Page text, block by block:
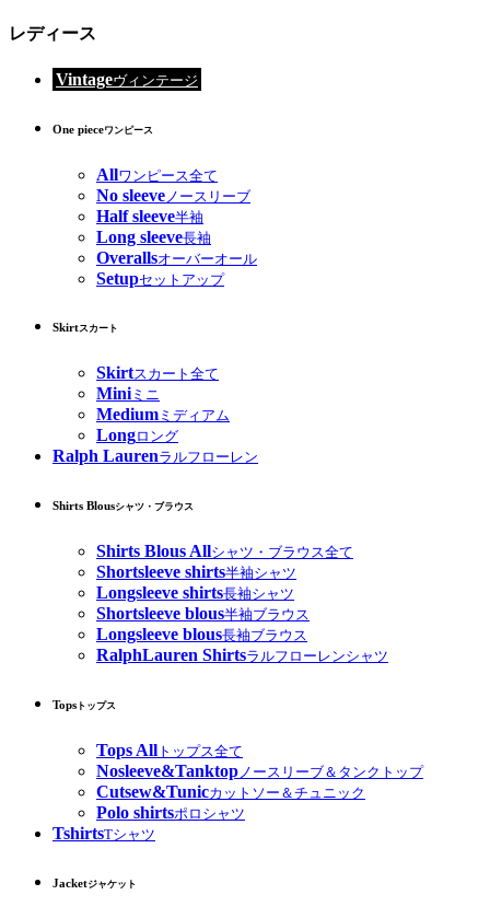
レディース
Vintageヴィンテージ
One pieceワンピース
Allワンピース全て
No sleeve ノースリーブ
Half sleeve半袖
Long sleeve長袖
Overallsオーバーオール
Setupセットアップ
Skirtスカート
Skirtスカート全て
Miniミニ
Medium ミディアム
Longロング
Ralph Laurenラルフローレン
Shirts Blousシャツ・ブラウス
Shirts Blous Allシャツ・ブラウス全て
Shortsleeve shirts半袖シャツ
Longsleeve shirts長袖シャツ
Shortsleeve blous半袖ブラウス
Longsleeve blous長袖ブラウス
RalphLauren Shirtsラルフローレンシャツ
Tops トップス
Tops All トップス全て
Nosleeve&Tanktopノースリーブ＆タンクトップ
Cutsew&Tunicカットソー＆チュニック
Polo shirtsポロシャツ
TshirtsTシャツ
Jacketジャケット